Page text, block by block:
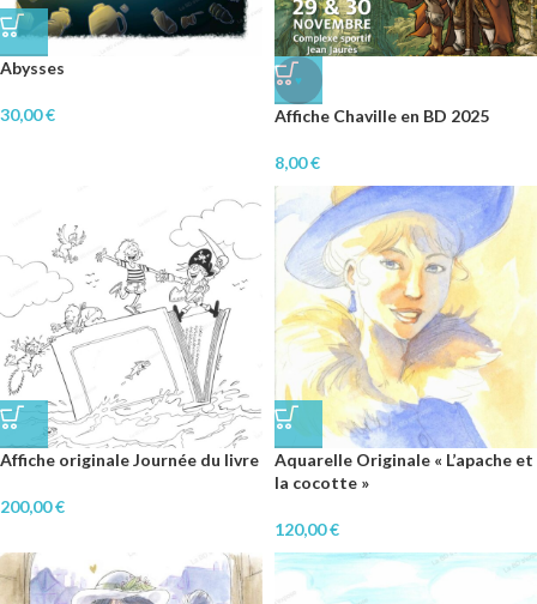
Abysses
30,00€
♥
Affiche Chaville en BD 2025
8,00€
Affiche originale Journée du livre
200,00€
Aquarelle Originale « L’apache et
la cocotte »
120,00€